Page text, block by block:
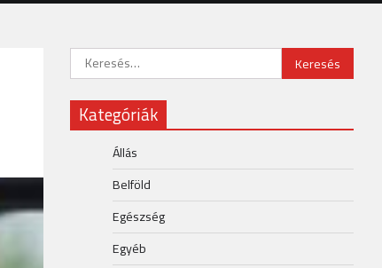
Keresés:
Kategóriák
Állás
Belföld
Egészség
Egyéb